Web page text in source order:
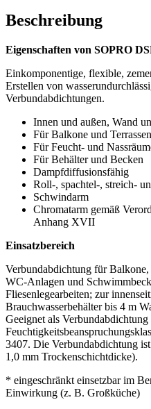
Beschreibung
Eigenschaften von SOPRO
Einkomponentige, flexible,
Erstellen von wasser
Verbundabdichtungen.
Innen und außen, Wand
Für Balkone und Terrassen
Für Feucht- und
Für Behälter und Becken
Dampfdiffusionsfähig
Roll-, spachtel-, streich-
Schwindarm
Chromatarm gemäß
Anhang XVII
Einsatzbereich
Verbundabdichtung für Balkone,
WC-Anlagen und
Fliesenlegearbeiten; zur
Brauchwasserbehälter bis 4 m
Geeignet als
3407. Die Verbundabdichtung
1,0 mm Trockenschichtdicke).
* eingeschränkt einsetzbar im
Einwirkung (z. B. Großküche)